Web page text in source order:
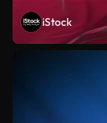
iStock